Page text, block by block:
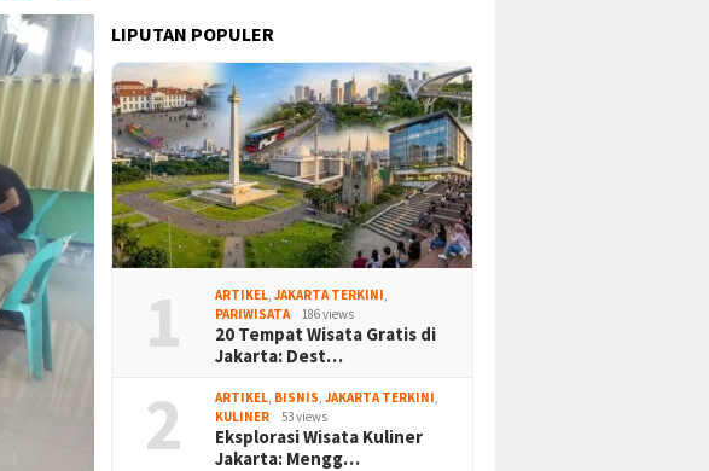
LIPUTAN POPULER
1 ARTIKEL ,JAKARTA TERKINI
PARIWISATA
186 views
20 Tempat Wisata Gratis di
Jakarta: Dest…
2 ARTIKEL BISNIS ,JAKARTA TERKINI
KULINER
53 views
Eksplorasi Wisata Kuliner
Jakarta: Mengg…